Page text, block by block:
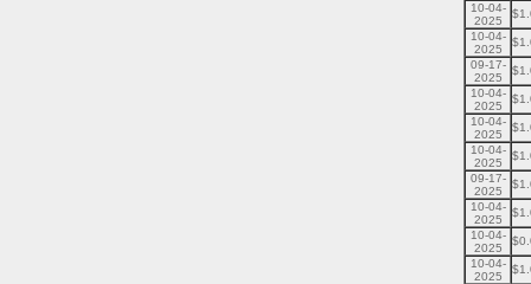
10-04-
2025
10-04-
2025
09-17-
2025
10-04-
2025
10-04-
2025
10-04-
2025
09-17-
2025
10-04-
2025
10-04-
2025
10-04-
2025